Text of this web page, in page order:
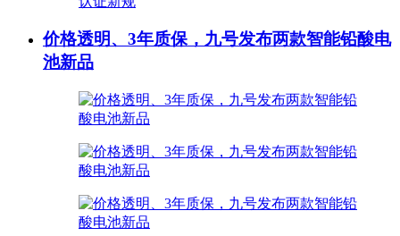
价格透明、3年质保，九号发布两款智能铅酸电
池新品